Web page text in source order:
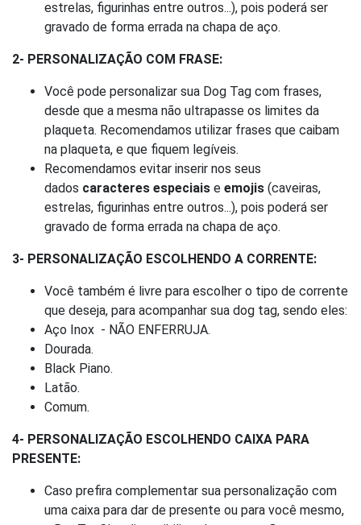
estrelas, figurinhas entre outros...), pois poderá ser
gravado de forma errada na chapa de aço.
2- PERSONALIZAÇÃO COM FRASE:
Você pode personalizar sua Dog Tag com frases,
desde que a mesma não ultrapasse os limites da
plaqueta. Recomendamos utilizar frases que caibam
na plaqueta, e que fiquem legíveis.
Recomendamos evitar inserir nos seus
dados caracteres especiais e emojis (caveiras,
estrelas, figurinhas entre outros...), pois poderá ser
gravado de forma errada na chapa de aço.
3- PERSONALIZAÇÃO ESCOLHENDO A CORRENTE:
Você também é livre para escolher o tipo de corrente
que deseja, para acompanhar sua dog tag, sendo eles:
Aço Inox - NÃO ENFERRUJA.
Dourada.
Black Piano.
Latão.
Comum.
4- PERSONALIZAÇÃO ESCOLHENDO CAIXA PARA
PRESENTE:
Caso prefira complementar sua personalização com
uma caixa para dar de presente ou para você mesmo,